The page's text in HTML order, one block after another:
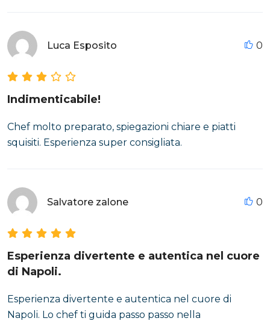
Luca Esposito 0
Indimenticabile!
Chef molto preparato, spiegazioni chiare e piatti
squisiti. Esperienza super consigliata.
Salvatore zalone 0
Esperienza divertente e autentica nel cuore
di Napoli.
Esperienza divertente e autentica nel cuore di
Napoli. Lo chef ti guida passo passo nella